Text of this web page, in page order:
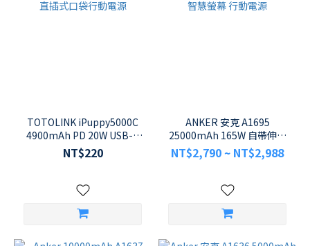
TOTOLINK iPuppy5000C
4900mAh PD 20W USB-C
快充直插式口袋行動電源
NT$220
ANKER 安克 A1695
25000mAh 165W 自帶伸縮
線 智慧螢幕 行動電源
NT$2,790 ~ NT$2,988